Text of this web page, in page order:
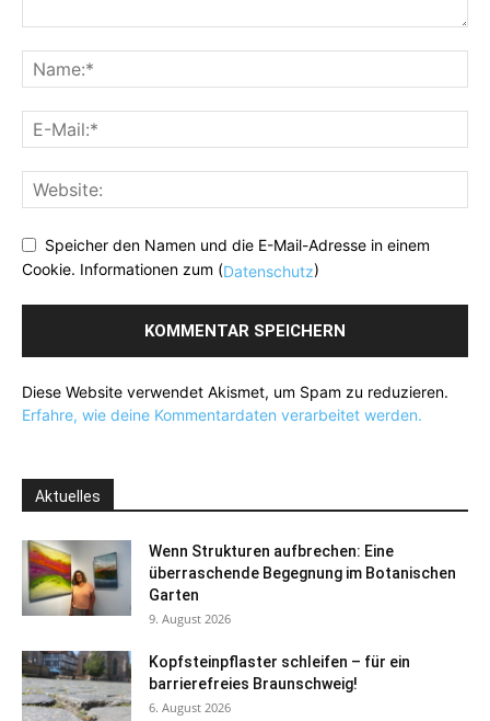
Speicher den Namen und die E-Mail-Adresse in einem
Cookie. Informationen zum (Datenschutz)
Diese Website verwendet Akismet, um Spam zu reduzieren.
Erfahre, wie deine Kommentardaten verarbeitet werden.
Aktuelles
Wenn Strukturen aufbrechen: Eine
überraschende Begegnung im Botanischen
Garten
9. August 2026
Kopfsteinpflaster schleifen – für ein
barrierefreies Braunschweig!
6. August 2026